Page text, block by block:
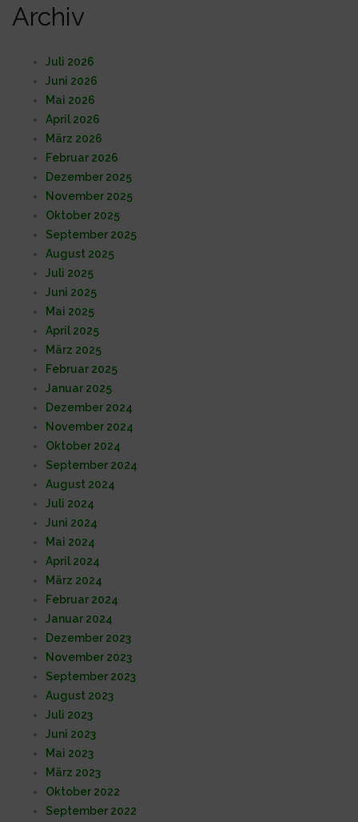
Archiv
Juli 2026
Juni 2026
Mai 2026
April 2026
März 2026
Februar 2026
Dezember 2025
November 2025
Oktober 2025
September 2025
August 2025
Juli 2025
Juni 2025
Mai 2025
April 2025
März 2025
Februar 2025
Januar 2025
Dezember 2024
November 2024
Oktober 2024
September 2024
August 2024
Juli 2024
Juni 2024
Mai 2024
April 2024
März 2024
Februar 2024
Januar 2024
Dezember 2023
November 2023
September 2023
August 2023
Juli 2023
Juni 2023
Mai 2023
März 2023
Oktober 2022
September 2022